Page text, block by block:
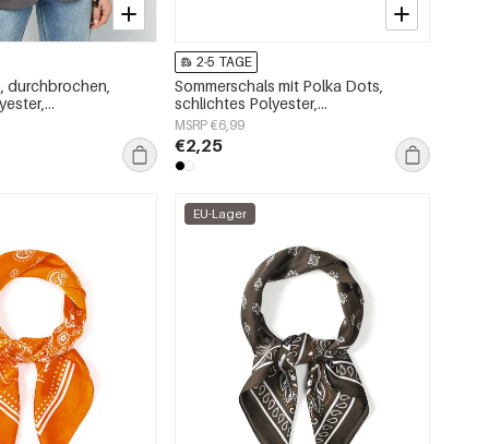
durchbrochen,
2-5 TAGE
Sommerschals mit Polka Dots,
schlichtes Polyester,
Alltagsaccessoires
MSRP €6,99
€2,25
EU-Lager